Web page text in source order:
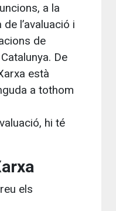
a la
l’avaluació i
de
De
està
a tothom
hi té
els